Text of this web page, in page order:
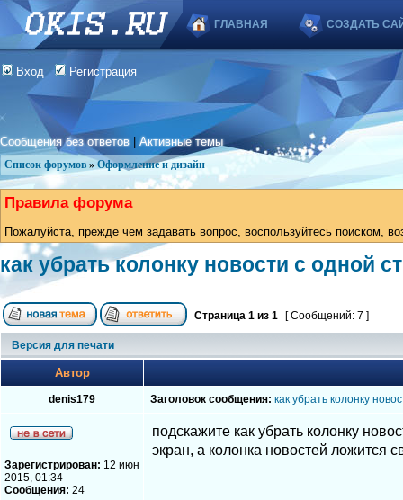
ГЛАВНАЯ СОЗДАТЬ
Вход Регистрация
Сообщения без ответов |Активные темы
Список форумов » Оформление и дизайн
Правила форума
Пожалуйста, прежде чем задавать вопрос, воспользуйтесь поиском,
как убрать колонку новости с одной
Страница 1 из 1 [ Сообщений: 7 ]
Версия для печати
Автор
denis179 Заголовок сообщения: как убрать колонку
Зарегистрирован: 12 июн
2015, 01:34
Сообщения: 24
подскажите как убрать колонку
экран, а колонка новостей ложится